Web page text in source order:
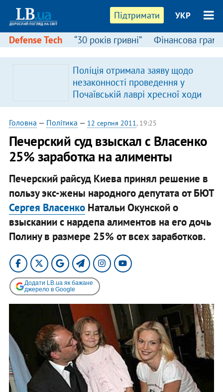
Підтримати УКР
Defense Tech “30 років гривні” Фінансова
Поліція отримала заяву щодо
незаконності проведення у
Почаївській лаврі хресної ходи
Головна — Політика — 12 серпня 2011, 19:25
Печерский суд взыскал с Власенко
25% заработка на алименты
Печерский райсуд Киева принял решение в
пользу экс-жены народного депутата от БЮТ
Сергея ВласенкоНатальи Окунской о
взыскании с нардепа алиментов на его дочь
Полину в размере 25% от всех заработков.
Додати LB.ua як бажане
джерело в Google